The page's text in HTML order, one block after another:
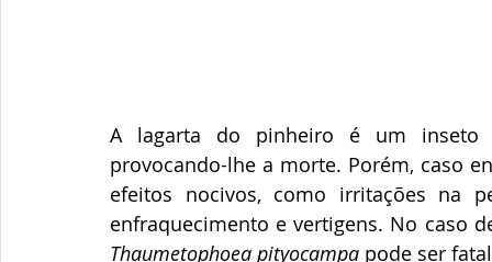
A lagarta do pinheiro é um inseto
provocando-lhe a morte. Porém, caso
efeitos nocivos, como irritações na
Thaumetophoea pityocampa pode ser